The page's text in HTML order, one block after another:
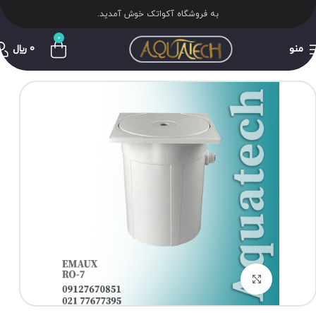
به فروشگاه آکواتک خوش آمدید.
منو
0
0 ﷼
برای بزرگنمایی کلیک کنید